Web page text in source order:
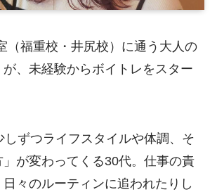
（福重校・井尻校）に通う大人の
、未経験からボイトレをスター
しずつライフスタイルや体調、そ
」が変わってくる30代。仕事の責
々のルーティンに追われたりし